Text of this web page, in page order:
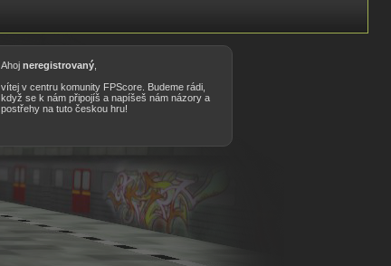
Ahoj neregistrovaný
vítej v centru komunity FPScore. Budeme rádi,
když se k nám připojíš a napíšeš nám názory a
postřehy na tuto českou hru!